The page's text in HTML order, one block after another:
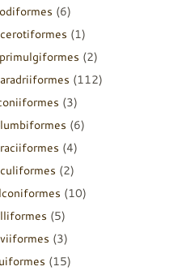
(6)
(1)
(2)
(112)
(3)
(6)
(4)
(2)
(10)
(5)
(3)
(15)